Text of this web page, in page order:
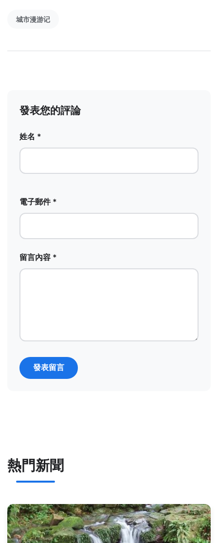
城市漫游记
發表您的評論
姓名 *
電子郵件 *
留言內容 *
發表留言
熱門新聞